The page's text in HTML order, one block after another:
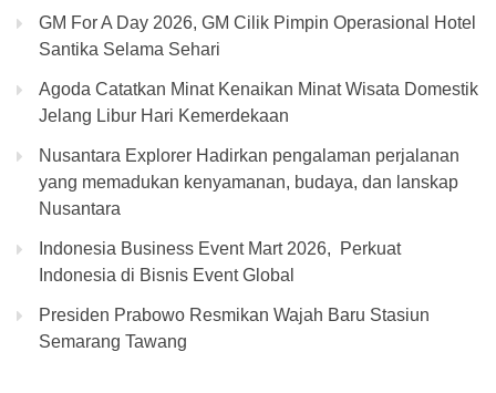
GM For A Day 2026, GM Cilik Pimpin Operasional Hotel
Santika Selama Sehari
Agoda Catatkan Minat Kenaikan Minat Wisata Domestik
Jelang Libur Hari Kemerdekaan
Nusantara Explorer Hadirkan pengalaman perjalanan
yang memadukan kenyamanan, budaya, dan lanskap
Nusantara
Indonesia Business Event Mart 2026, Perkuat
Indonesia di Bisnis Event Global
Presiden Prabowo Resmikan Wajah Baru Stasiun
Semarang Tawang